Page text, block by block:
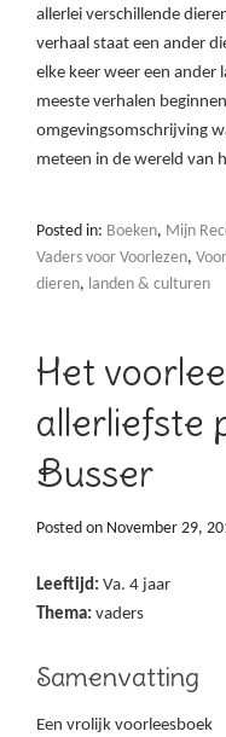
allerlei verschillende
verhaal staat een ander
elke keer weer een ander
meeste verhalen
omgevingsomschrijving
meteen in de wereld van
Posted in: Boeken, Mijn
Vaders voor Voorlezen,
dieren, landen & culturen
Het
allerliefste
Busser
Posted on November 29,
Leeftijd: Va. 4 jaar
Thema: vaders
Samenvatting
Een vrolijk voorleesboek